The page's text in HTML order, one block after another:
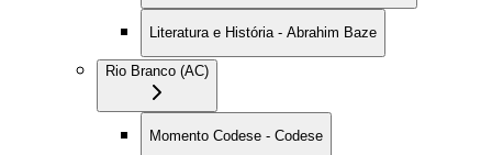
Literatura e História - Abrahim Baze
Rio Branco (AC)
Momento Codese - Codese